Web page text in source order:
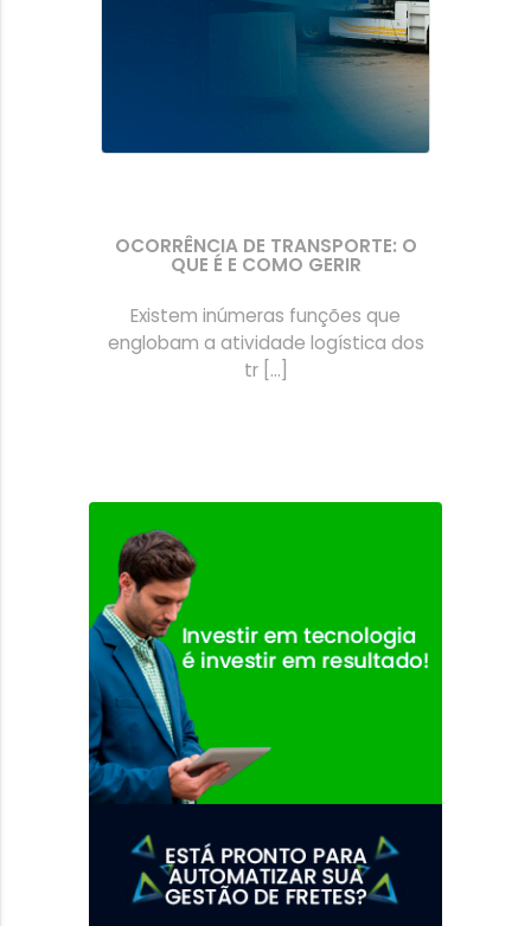
OCORRÊNCIA DE TRANSPORTE: O
QUE É E COMO GERIR
Existem inúmeras funções que
englobam a atividade logística dos
tr [...]